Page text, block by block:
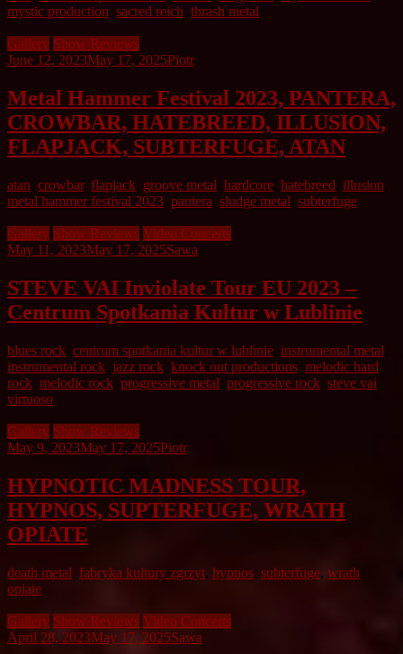
mystic production sacred reich thrash metal
Gallery Show Reviews
June 12, 2023May 17, 2025Piotr
Metal Hammer Festival 2023, PANTERA,
CROWBAR, HATEBREED, ILLUSION,
FLAPJACK, SUBTERFUGE, ATAN
atan crowbar, flapjack groove metal hardcore hatebreed illusion
metal hammer festival 2023 pantera sludge metal subterfuge
Gallery Show Reviews Video Concerts
May 11, 2023May 17, 2025Sawa
STEVE VAI Inviolate Tour EU 2023 –
Centrum Spotkania Kultur w Lublinie
blues rock centrum spotkania kultur w lublinie instrumental metal
instrumental rock jazz rock knock out productions melodic hard
rock melodic rock progressive metal progressive rock steve vai
virtuoso
Gallery Show Reviews
May 9, 2023May 17, 2025Piotr
HYPNOTIC MADNESS TOUR,
HYPNOS, SUPTERFUGE, WRATH
OPIATE
death metal, fabryka kultury zgrzyt, hypnos, subterfuge, wrath
opiate
Gallery Show Reviews Video Concerts
April 28, 2023May 17, 2025Sawa